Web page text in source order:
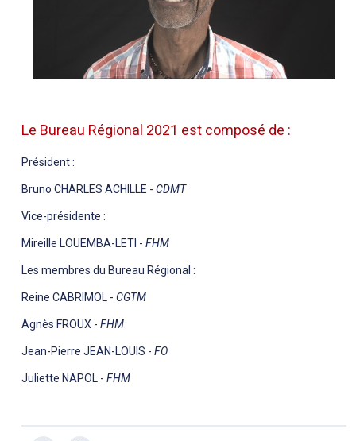
Le Bureau Régional 2021 est composé de :
Président :
Bruno CHARLES ACHILLE - CDMT
Vice-présidente :
Mireille LOUEMBA-LETI - FHM
Les membres du Bureau Régional :
Reine CABRIMOL - CGTM
Agnès FROUX - FHM
Jean-Pierre JEAN-LOUIS - FO
Juliette NAPOL - FHM